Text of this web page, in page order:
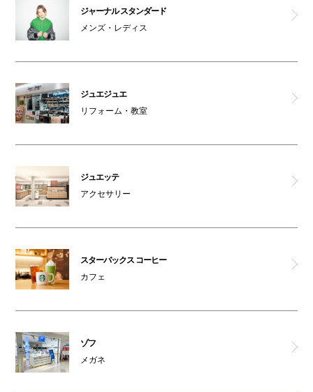
ジャーナル スタンダード
メンズ・レディス
ジュエジュエ
リフォーム・教室
ジュエッテ
アクセサリー
スターバックス コーヒー
カフェ
ゾフ
メガネ